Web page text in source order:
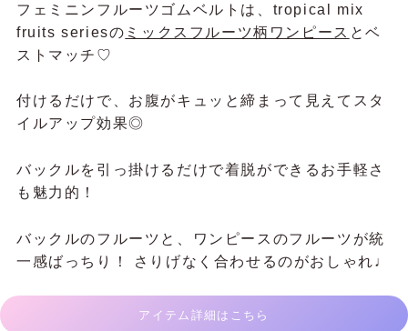
フェミニンフルーツゴムベルトは、tropical mix
fruits seriesの ミックスフルーツ柄ワンピース とベ
ストマッチ♡
付けるだけで、お腹がキュッと締まって見えてスタ
イルアップ効果◎
バックルを引っ掛けるだけで着脱ができるお手軽さ
も魅力的！
バックルのフルーツと、ワンピースのフルーツが統
一感ばっちり！ さりげなく合わせるのがおしゃれ♩
アイテム詳細はこちら